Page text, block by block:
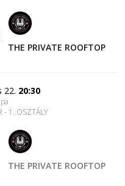
THE PRIVATE ROOFTOP
22. 20:30
- 1. OSZTÁLY
THE PRIVATE ROOFTOP